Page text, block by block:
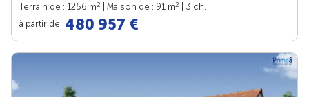
Terrain de : 1256 m2 | Maison de : 91 m2
| 3 ch.
à partir de 480 957 €